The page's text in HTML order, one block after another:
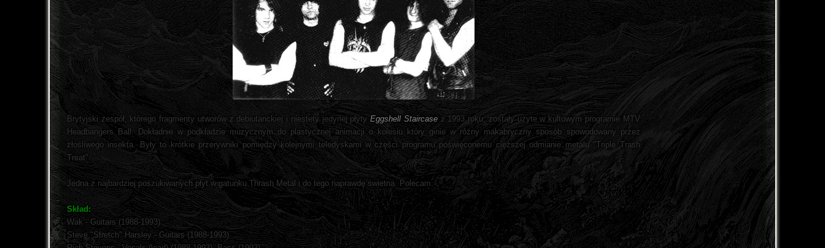
Brytyjski zespół, którego fragmenty utworów z debiutanckiej i niestety jedynej płytyEggshell Staircasez 1993 roku, zostały użyte w kultowym programie MTV
Headbangers Ball. Dokładnie w podkładzie muzycznym do plastycznej animacji o kolesiu który ginie w różny makabryczny sposób spowodowany przez
złośliwego insekta. Były to krótkie przerywniki pomiędzy kolejnymi teledyskami w części programu poświęconemu cięższej odmianie metalu "Triple Trash
Treat".
Jedna z najbardziej poszukiwanych płyt w gatunku Thrash Metal i do tego naprawdę świetna. Polecam.
Skład:
Wak - Guitars (1988-1993)
Steve "Stretch" Harsley - Guitars (1988-1993)